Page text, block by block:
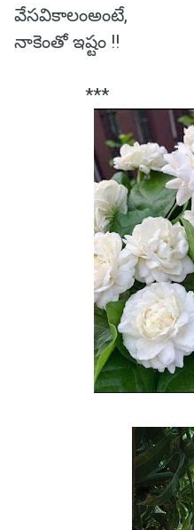
వేసవికాలంఅంటే,
నాకెంతో ఇష్టం !!
***